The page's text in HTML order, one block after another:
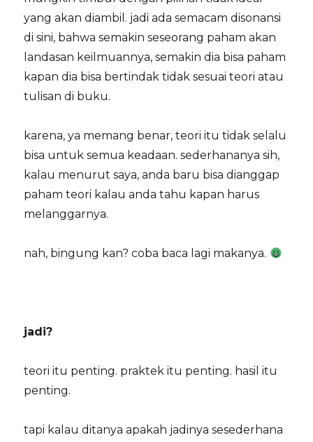
yang akan diambil. jadi ada semacam disonansi
di sini, bahwa semakin seseorang paham akan
landasan keilmuannya, semakin dia bisa paham
kapan dia bisa bertindak tidak sesuai teori atau
tulisan di buku.
karena, ya memang benar, teori itu tidak selalu
bisa untuk semua keadaan. sederhananya sih,
kalau menurut saya, anda baru bisa dianggap
paham teori kalau anda tahu kapan harus
melanggarnya.
nah, bingung kan? coba baca lagi makanya.
jadi?
teori itu penting. praktek itu penting. hasil itu
penting.
tapi kalau ditanya apakah jadinya sesederhana